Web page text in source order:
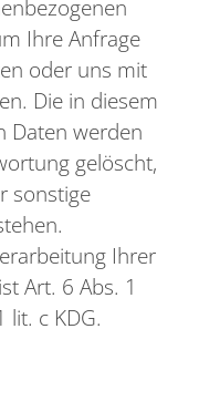
Ihre Anfrage
oder uns mit
Die in diesem
Daten werden
gelöscht,
sonstige
Ihrer
Art. 6 Abs. 1
lit. c KDG.